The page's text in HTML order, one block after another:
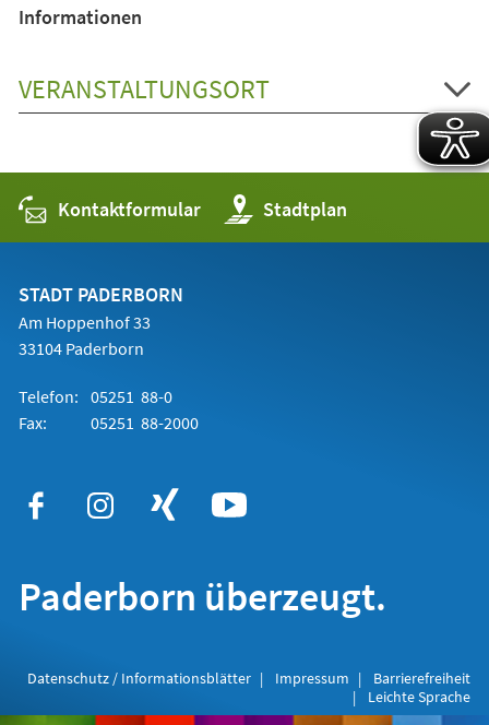
Informationen
VERANSTALTUNGSORT
Kontaktformular Stadtplan
(Öffnet
in
einem
STADT PADERBORN
Am Hoppenhof 33
33104 Paderborn
Telefon: 05251 88-0
Fax:
05251 88-2000
Paderborn überzeugt.
Datenschutz / Informationsblätter Impressum
Barrierefreiheit
Leichte Sprache